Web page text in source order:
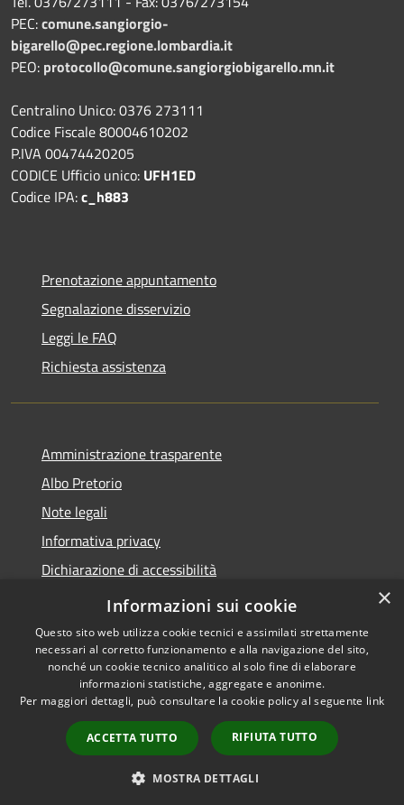
PEC:comune.sangiorgio-
bigarello@pec.regione.lombardia.it
PEO: protocollo@comune.sangiorgiobigarello.mn.it
Centralino Unico: 0376 273111
Codice Fiscale 80004610202
P.IVA 00474420205
CODICE Ufficio unico: UFH1ED
Codice IPA:c_h883
Prenotazione appuntamento
Segnalazione disservizio
Leggi le FAQ
Richiesta assistenza
Amministrazione trasparente
Albo Pretorio
Note legali
Informativa privacy
Dichiarazione di accessibilità
Obiettivi di accessibilità
Accessibilità
Copyright © 2026 • Comune di
San Giorgio Bigarello •
Powered byMunicipium
Accesso redazione
×
Informazioni sui cookie
Questo sito web utilizza cookie tecnici e assimilati strettamente
necessari al corretto funzionamento e alla navigazione del sito,
nonché un cookie tecnico analitico al solo fine di elaborare
informazioni statistiche, aggregate e anonime.
Per maggiori dettagli, può consultare la cookie policy al seguente link
ACCETTA TUTTO RIFIUTA TUTTO
MOSTRA DETTAGLI